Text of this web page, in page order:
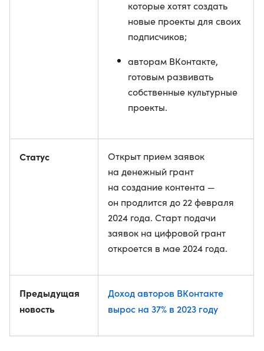
которые хотят создать
новые проекты для своих
подписчиков;
авторам ВКонтакте,
готовым развивать
собственные культурные
проекты.
Статус
Открыт прием заявок
на денежный грант
на создание контента —
он продлится до 22 февраля
2024 года. Старт подачи
заявок на цифровой грант
откроется в мае 2024 года.
Предыдущая
новость
Доход авторов ВКонтакте
вырос на 37% в 2023 году